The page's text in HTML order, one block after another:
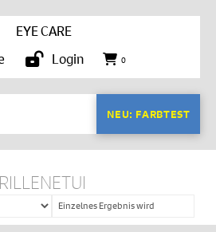
EYE CARE
Login 0
NEU: FARBTEST
Einzelnes Ergebnis wird
angezeigt